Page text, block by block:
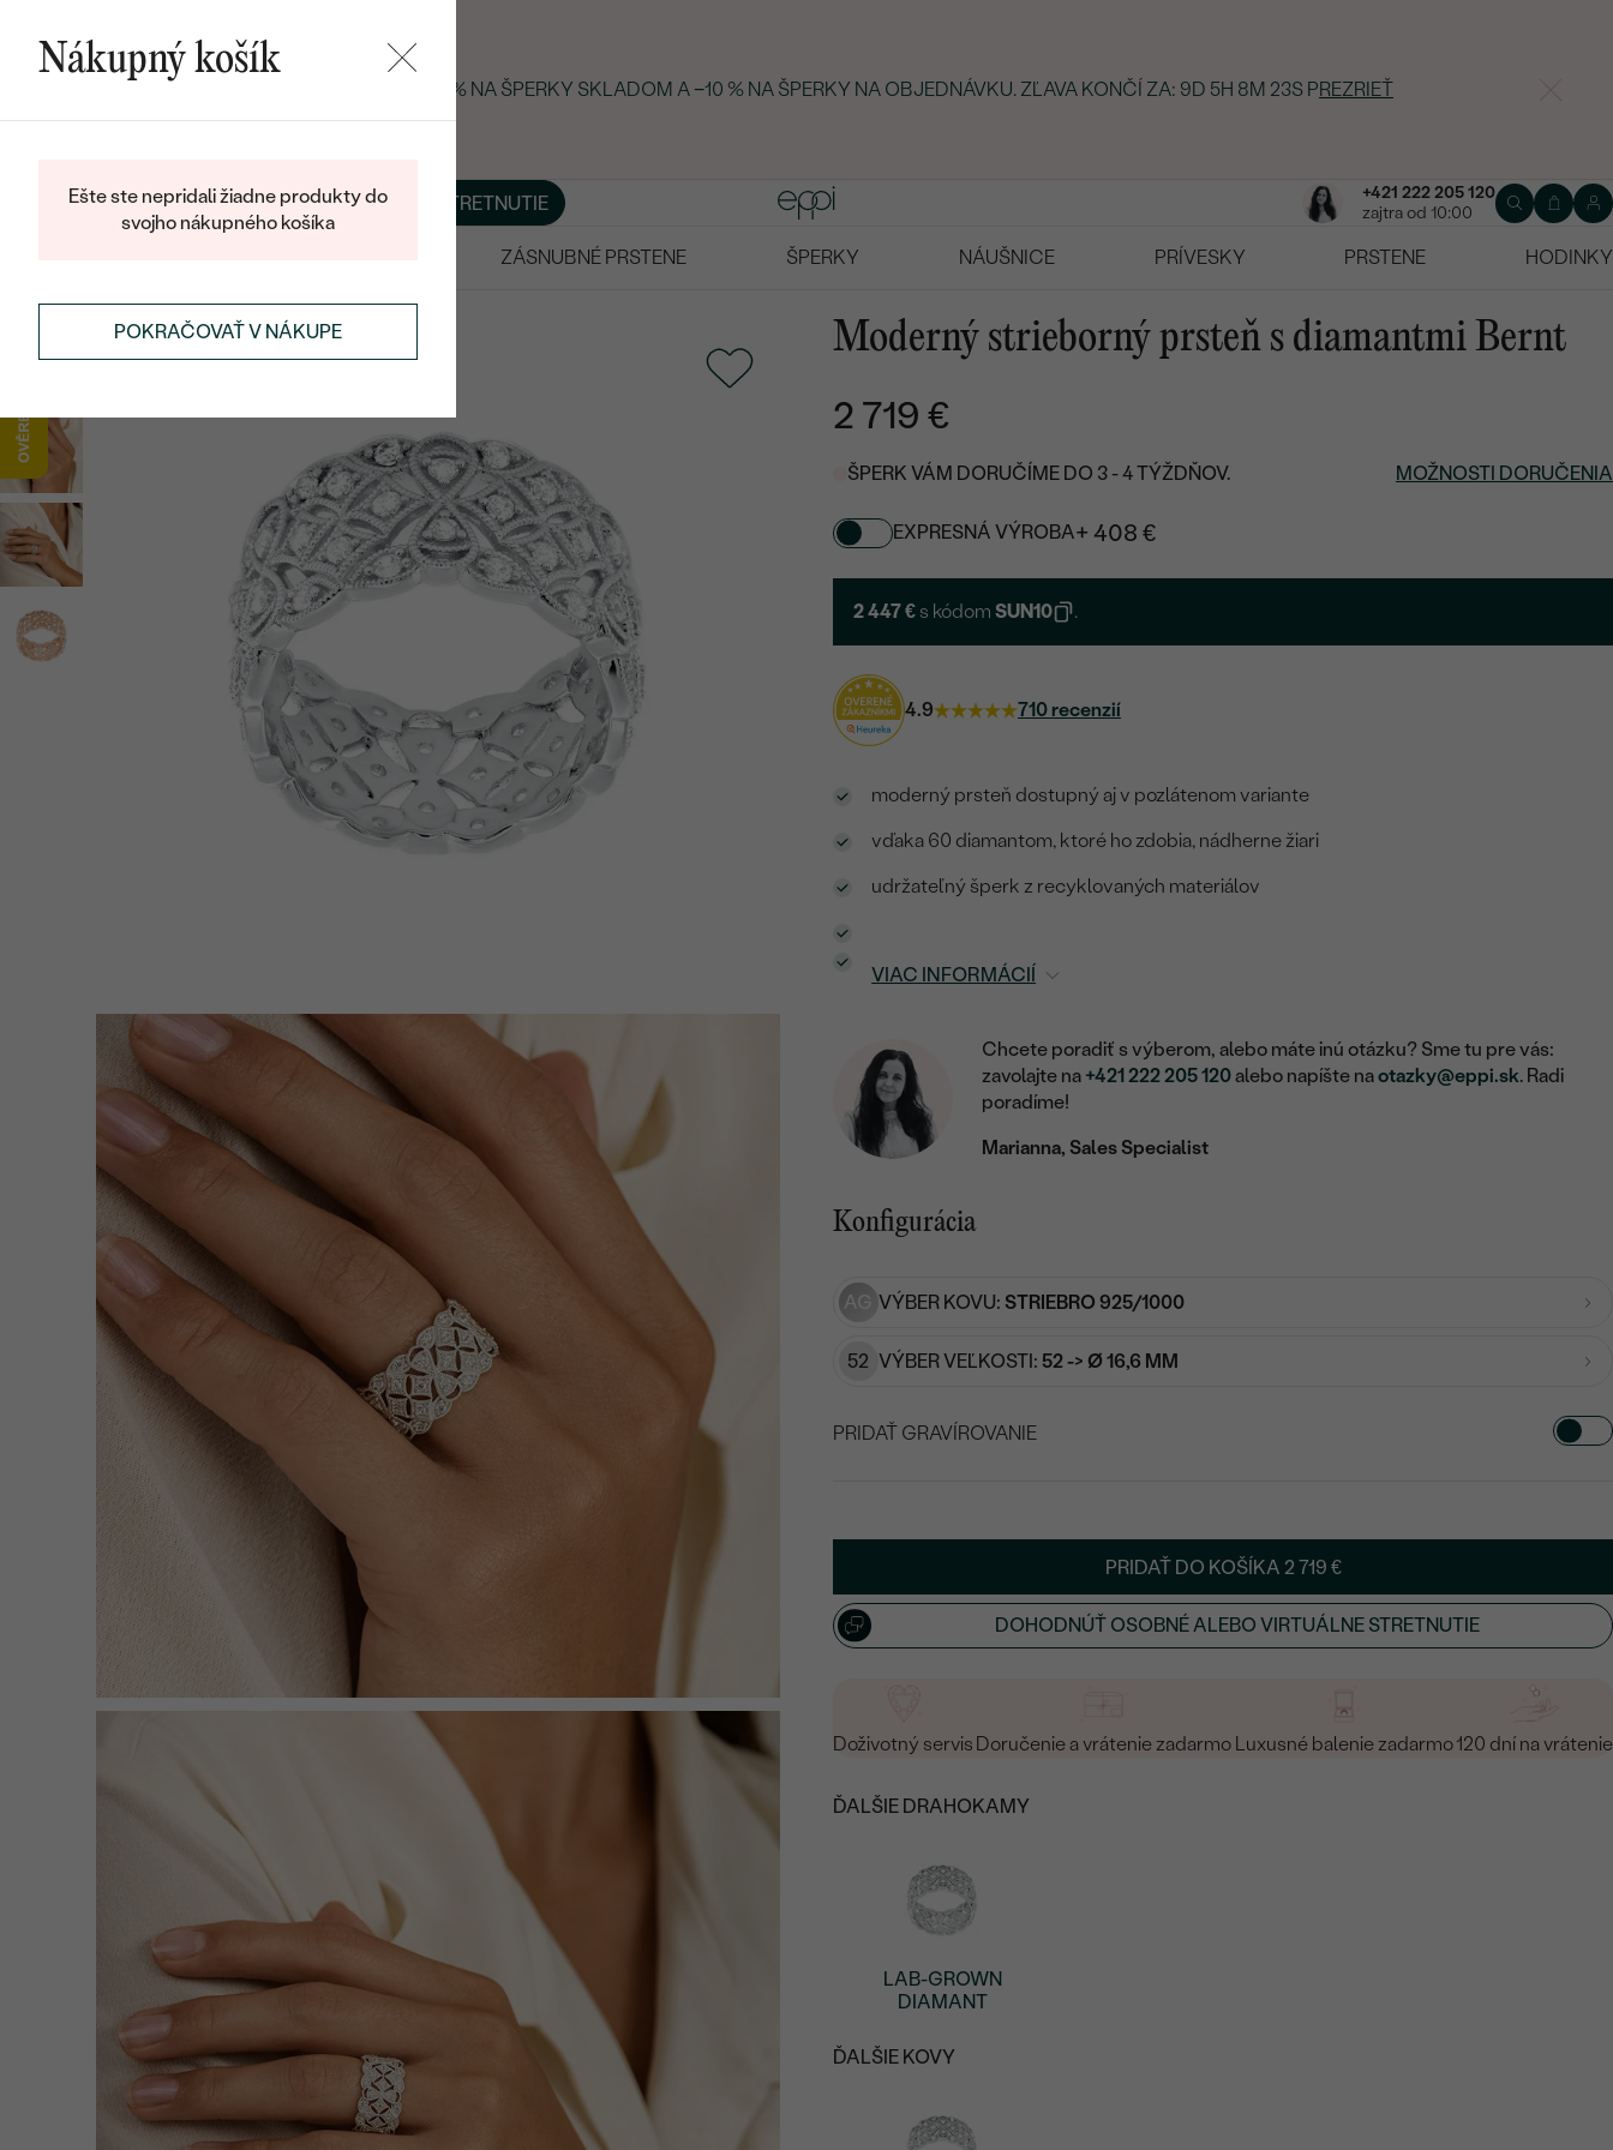
LETNÝ BLACK FRIDAY: −25 % NA ŠPERKY SKLADOM A −10 % NA ŠPERKY NA OBJEDNÁVKU. ZĽAVA KONČÍ ZA: 9D 5H 8M 22S PREZRIEŤ
BLOGŠPERKY NA MIERU DOHODNÚŤ STRETNUTIE
+421 222 205 120
zajtra od 10:00
ZÁSNUBNÉ PRSTENE ŠPERKY NÁUŠNICE PRÍVESKY PRSTENE
HODINKY
PRSTENESTRIEBORNÉ PRSTENE
Moderný strieborný prsteň s diamantmi Bernt
2 719 €
ŠPERK VÁM DORUČÍME DO 3 - 4 TÝŽDŇOV. MOŽNOSTI DORUČENIA
EXPRESNÁ VÝROBA+ 408 €
2 447 € s kódomSUN10 .
4.9 710 recenzií
moderný prsteň dostupný aj v pozlátenom variante
vďaka 60 diamantom, ktoré ho zdobia, nádherne žiari
udržateľný šperk z recyklovaných materiálov
VIAC INFORMÁCIÍ
Chcete poradiť s výberom, alebo máte inú otázku? Sme tu pre vás:
zavolajte na +421 222 205 120alebo napíšte naotazky@eppi.sk. Radi
poradíme!
Marianna, Sales Specialist
Konfigurácia
AG VÝBER KOVU: STRIEBRO 925/1000
52 VÝBER VEĽKOSTI: 52 -> Ø 16,6 MM
PRIDAŤ GRAVÍROVANIE
Napíšte iniciály/text
PRIDAŤ DO KOŠÍKA 2 719 €
DOHODNÚŤ OSOBNÉ ALEBO VIRTUÁLNE STRETNUTIE
Doživotný servis Doručenie a vrátenie zadarmo Luxusné balenie zadarmo120 dní na vrátenie
ĎALŠIE DRAHOKAMY
LAB-GROWN
DIAMANT
ĎALŠIE KOVY
Nákupný košík
Ešte ste nepridali žiadne produkty do
svojho nákupného košíka
POKRAČOVAŤ V NÁKUPE